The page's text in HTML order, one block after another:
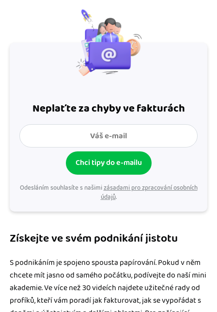
Neplaťte za chyby ve fakturách
Chci tipy do e-mailu
Odesláním souhlasíte s našimizásadami pro zpracování osobních
údajů.
Získejte ve svém podnikání jistotu
S podnikáním je spojeno spousta papírování. Pokud v něm
chcete mít jasno od samého počátku, podívejte do naší mini
akademie. Ve více než 30 videích najdete užitečné rady od
profíků, kteří vám poradí jak fakturovat, jak se vypořádat s